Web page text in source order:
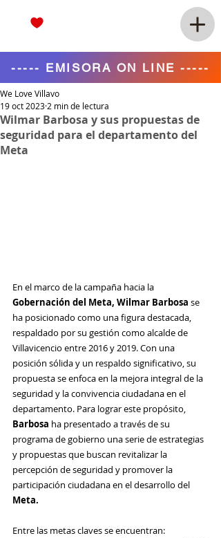
----- EMISORA ON LINE -----
Wilmar Barbosa y sus propuestas de
seguridad para el departamento del
Meta
We Love Villavo
19 oct 2023 2 min de lectura
En el marco de la campaña hacia la
Gobernación del Meta, Wilmar Barbosa se
ha posicionado como una figura destacada,
respaldado por su gestión como alcalde de
Villavicencio entre 2016 y 2019. Con una
posición sólida y un respaldo significativo, su
propuesta se enfoca en la mejora integral de la
seguridad y la convivencia ciudadana en el
departamento. Para lograr este propósito,
Barbosa ha presentado a través de su
programa de gobierno una serie de estrategias
y propuestas que buscan revitalizar la
percepción de seguridad y promover la
participación ciudadana en el desarrollo del
Meta.
Entre las metas claves se encuentran: